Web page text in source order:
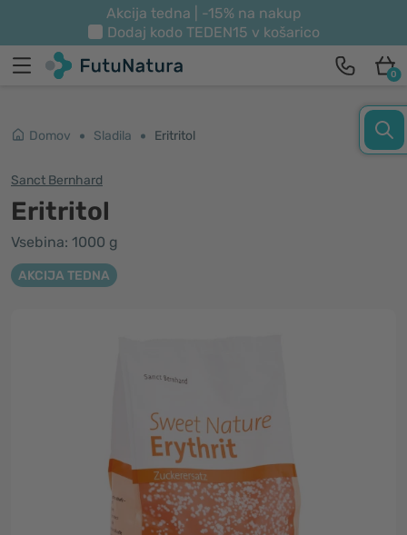
Akcija tedna | -15% na nakup
Dodaj kodo TEDEN15 v košarico
0
Domov Sladila Eritritol
Sanct Bernhard
Eritritol
Vsebina: 1000 g
AKCIJA TEDNA